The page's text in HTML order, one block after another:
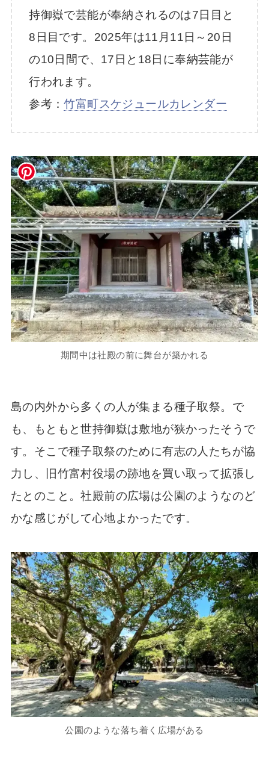
持御嶽で芸能が奉納されるのは7日目と
8日目です。2025年は11月11日～20日
の10日間で、17日と18日に奉納芸能が
行われます。
参考：竹富町スケジュールカレンダー
期間中は社殿の前に舞台が築かれる
島の内外から多くの人が集まる種子取祭。で
も、もともと世持御嶽は敷地が狭かったそうで
す。そこで種子取祭のために有志の人たちが協
力し、旧竹富村役場の跡地を買い取って拡張し
たとのこと。社殿前の広場は公園のようなのど
かな感じがして心地よかったです。
公園のような落ち着く広場がある